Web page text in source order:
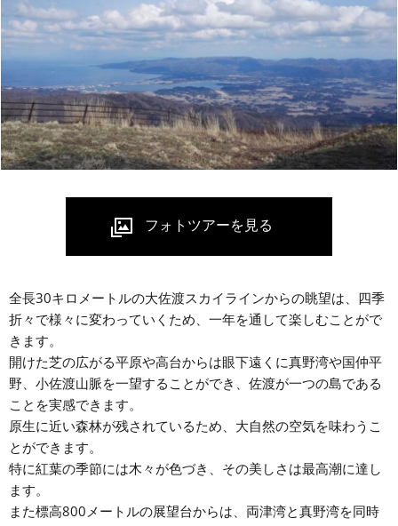
全長30キロメートルの大佐渡スカイラインからの眺望は、四季
折々で様々に変わっていくため、一年を通して楽しむことがで
きます。
開けた芝の広がる平原や高台からは眼下遠くに真野湾や国仲平
野、小佐渡山脈を一望することができ、佐渡が一つの島である
ことを実感できます。
原生に近い森林が残されているため、大自然の空気を味わうこ
とができます。
特に紅葉の季節には木々が色づき、その美しさは最高潮に達し
ます。
また標高800メートルの展望台からは、両津湾と真野湾を同時